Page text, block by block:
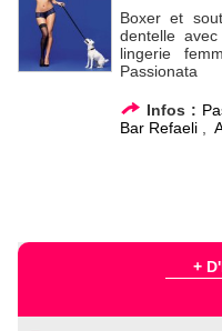
Boxer et
dentelle
lingerie
Passionata
Infos :
Bar Refaeli,
+